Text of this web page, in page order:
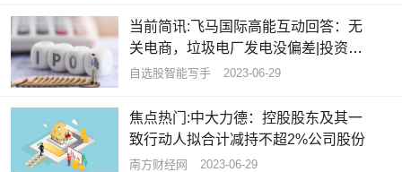
当前简讯:飞马国际高能互动回答：无
关电商，垃圾电厂发电没偏差|投资者
问答精选
自选股智能写手 2023-06-29
焦点热门:中大力德：控股股东及其一
致行动人拟合计减持不超2%公司股份
南方财经网 2023-06-29